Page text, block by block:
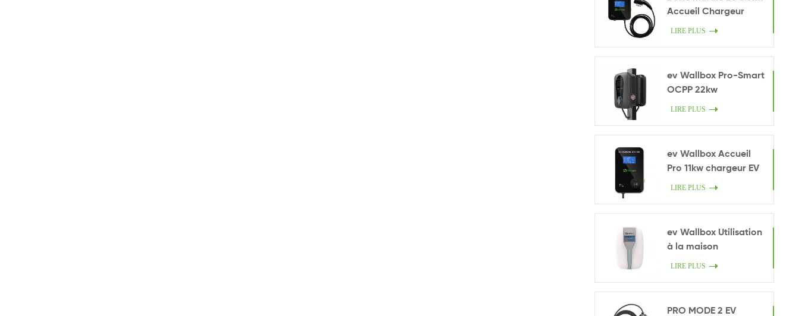
Accueil Chargeur
intelligent
LIRE PLUS
ev Wallbox Pro-Smart
OCPP 22kw
LIRE PLUS
ev Wallbox Accueil
Pro 11kw chargeur EV
LIRE PLUS
ev Wallbox Utilisation
à la maison
LIRE PLUS
PRO MODE 2 EV